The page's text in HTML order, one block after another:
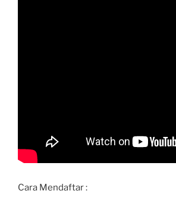
Cara Mendaftar :